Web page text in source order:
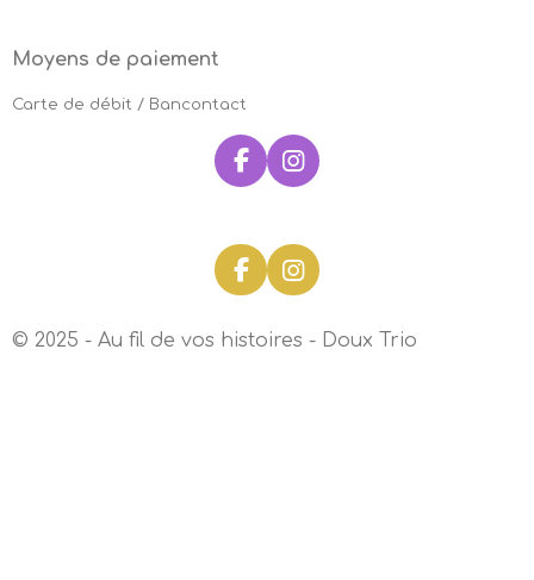
Moyens de paiement
Carte de débit / Bancontact
F
a
e
b
o
k
I
n
t
a
g
a
F
a
c
e
I
n
t
© 2025 - Au fil de vos histoires - Doux Trio